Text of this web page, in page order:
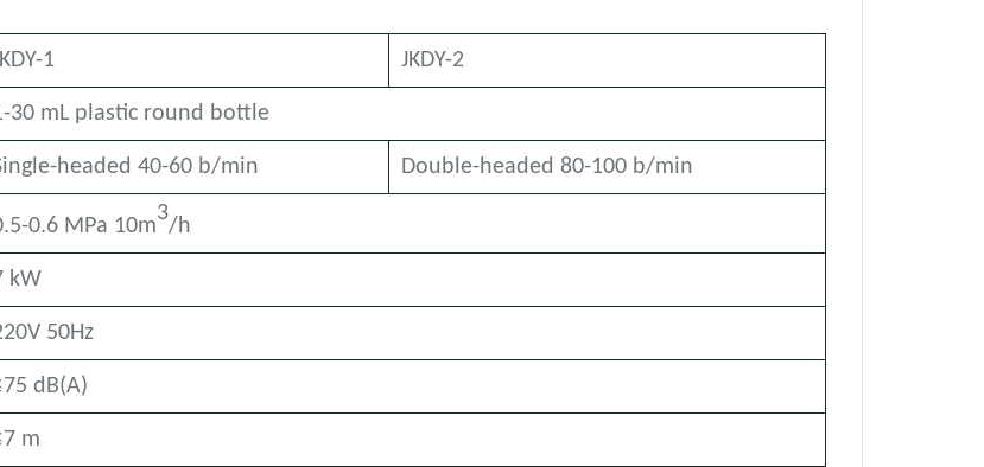
1 JKDY-2
30 mL plastic round bottle
headed 40-60 b/min Double-headed 80-100 b/min
0.6 MPa 10m
3
/h
kW
50Hz
dB(A)
m